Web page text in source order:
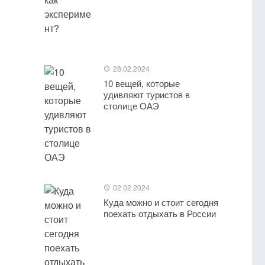
28.02.2024
10 вещей, которые
удивляют туристов в
столице ОАЭ
02.02.2024
Куда можно и стоит сегодня
поехать отдыхать в России